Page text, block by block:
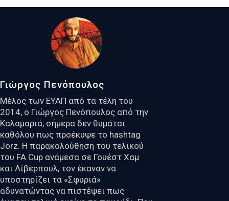
Γιώργος Πενόπουλος
Μέλος των ΕΥΑΠ από τα τέλη του
2014, ο Γιώργος Πενόπουλος από την
Καλαμαριά, σήμερα δεν θυμάται
καθόλου πως προέκυψε το hashtag
Jorz. Η παρακολούθηση του τελικού
του FA Cup ανάμεσα σε Γουέστ Χαμ
και Λίβερπουλ, τον έκαναν να
υποστηρίζει τα «Σφυριά»
αδυνατώντας να πιστέψει πως